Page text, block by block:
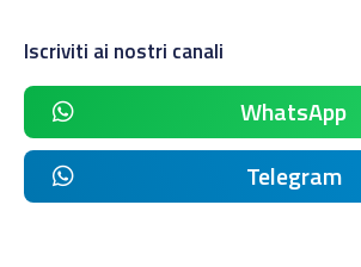
Iscriviti ai nostri canali
WhatsApp
Telegram